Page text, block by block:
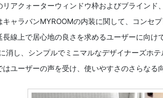
リアクォーターウィンドウ枠およびブライン
キャラバンMYROOMの内装に関して、コンセ
長線上で居心地の良さを求めるユーザーに向け
消し、シンプルでミニマルなデザイナーズホ
はユーザーの声を受け、使いやすさのさらなる